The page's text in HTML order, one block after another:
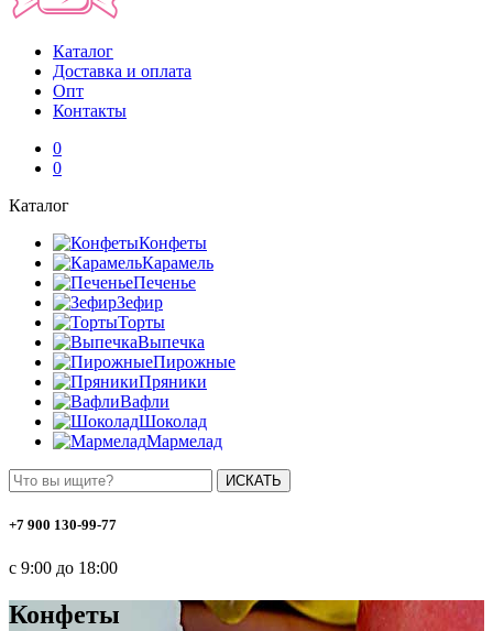
Каталог
Доставка и оплата
Опт
Контакты
0
0
Каталог
Конфеты
Карамель
Печенье
Зефир
Торты
Выпечка
Пирожные
Пряники
Вафли
Шоколад
Мармелад
ИСКАТЬ
+7 900 130-99-77
с 9:00 до 18:00
Конфеты